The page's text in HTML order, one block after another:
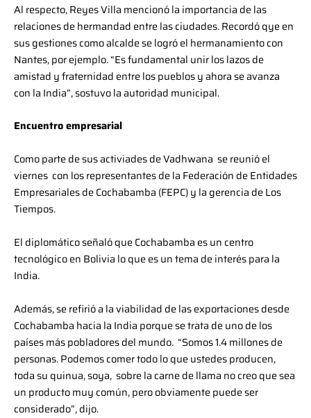
Al respecto, Reyes Villa mencionó la importancia de las
relaciones de hermandad entre las ciudades. Recordó qye en
sus gestiones como alcalde se logró el hermanamiento con
Nantes, por ejemplo. “Es fundamental unir los lazos de
amistad y fraternidad entre los pueblos y ahora se avanza
con la India”, sostuvo la autoridad municipal.
Encuentro empresarial
Como parte de sus activiades de Vadhwana se reunió el
viernes con los representantes de la Federación de Entidades
Empresariales de Cochabamba (FEPC) y la gerencia de Los
Tiempos.
El diplomático señaló que Cochabamba es un centro
tecnológico en Bolivia lo que es un tema de interés para la
India.
Además, se refirió a la viabilidad de las exportaciones desde
Cochabamba hacia la India porque se trata de uno de los
países más pobladores del mundo. “Somos 1.4 millones de
personas. Podemos comer todo lo que ustedes producen,
toda su quinua, soya, sobre la carne de llama no creo que sea
un producto muy común, pero obviamente puede ser
considerado”, dijo.